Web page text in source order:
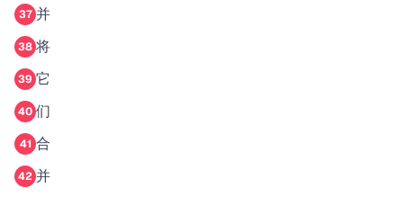
37 并
38 将
39 它
40 们
41 合
42 并